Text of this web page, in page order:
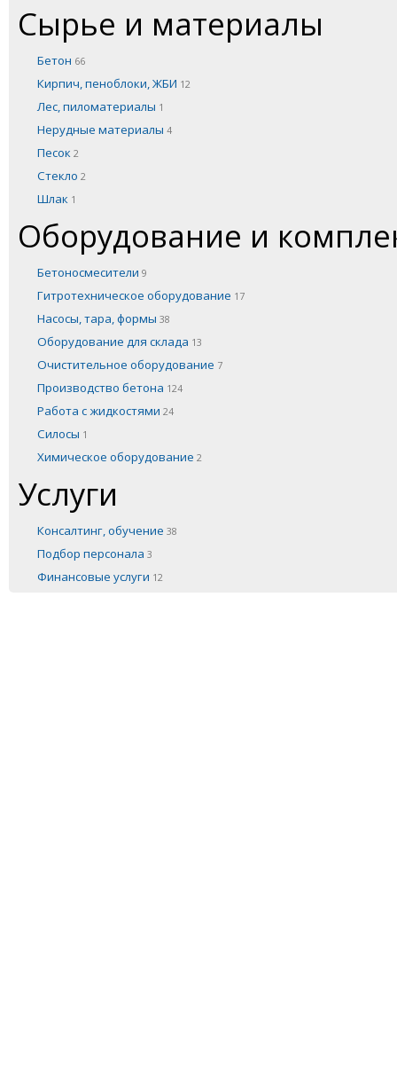
Сырье и материалы
Бетон 66
Кирпич, пеноблоки, ЖБИ 12
Лес, пиломатериалы 1
Нерудные материалы 4
Песок 2
Стекло 2
Шлак 1
Оборудование и
Бетоносмесители 9
Гитротехническое оборудование 17
Насосы, тара, формы 38
Оборудование для склада 13
Очистительное оборудование 7
Производство бетона 124
Работа с жидкостями 24
Силосы 1
Химическое оборудование 2
Услуги
Консалтинг, обучение 38
Подбор персонала 3
Финансовые услуги 12